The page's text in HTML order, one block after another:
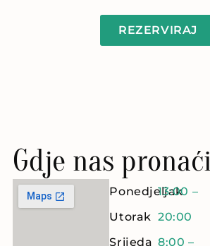
REZERVIRAJ
Gdje nas
Ponedjeljak
Utorak
Srijeda
13:00 –
20:00
8:00 –